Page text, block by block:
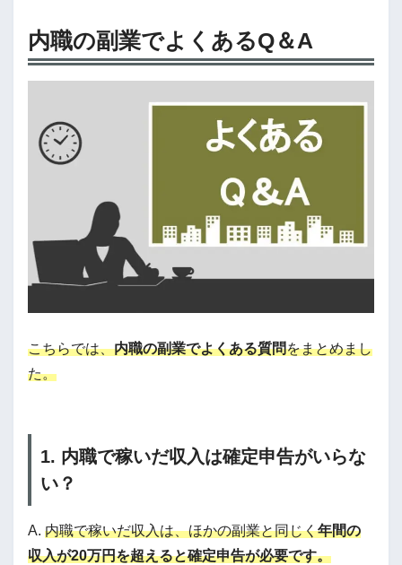
内職の副業でよくあるQ＆A
こちらでは、内職の副業でよくある質問をまとめまし
た。
1. 内職で稼いだ収入は確定申告がいらな
い？
A. 内職で稼いだ収入は、ほかの副業と同じく年間の
収入が20万円を超えると確定申告が必要です。